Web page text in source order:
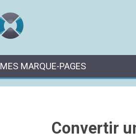
MES MARQUE-PAGES
Convertir